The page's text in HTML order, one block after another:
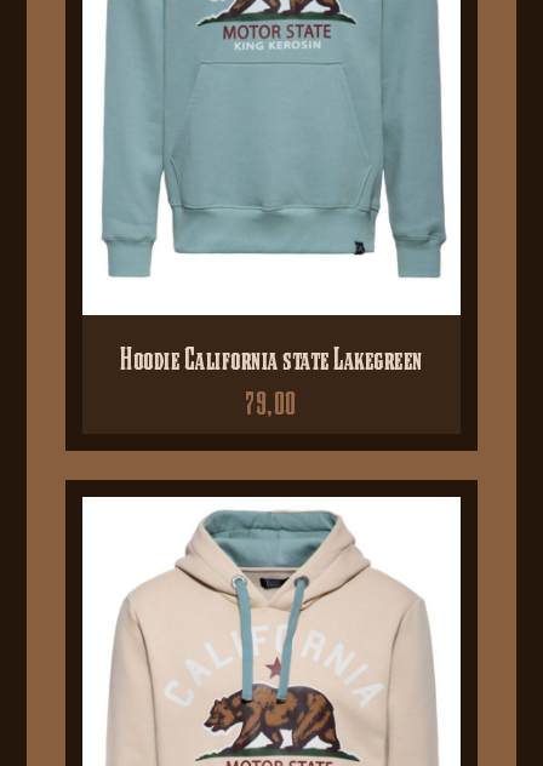
Hoodie California state Lakegreen
79,00